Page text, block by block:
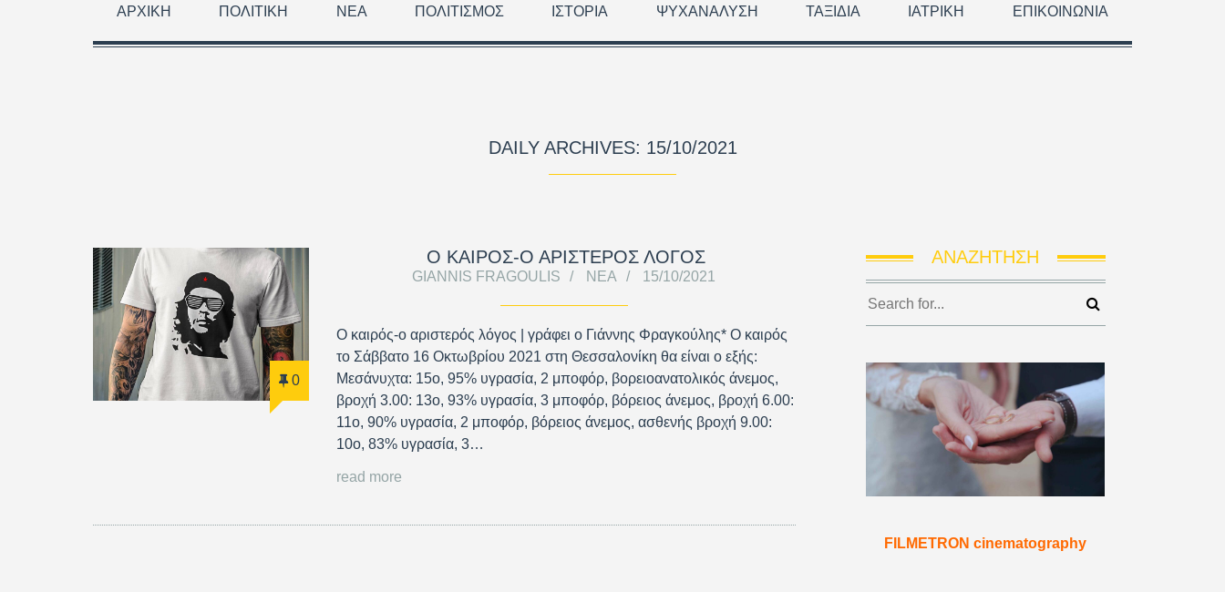
ΑΡΧΙΚΉ ΠΟΛΙΤΙΚΉ ΝΈΑ ΠΟΛΙΤΙΣΜΌΣ ΙΣΤΟΡΊΑ ΨΥΧΑΝΆΛΥΣΗ ΤΑΞΊΔΙΑ ΙΑΤΡΙΚΉ ΕΠΙΚΟΙΝΩΝΊΑ
DAILY ARCHIVES: 15/10/2021
0
Ο ΚΑΙΡΟΣ-Ο ΑΡΙΣΤΕΡΟΣ ΛΟΓΟΣ
GIANNIS FRAGOULIS ΝΈΑ 15/10/2021
Ο καιρός-ο αριστερός λόγος | γράφει ο Γιάννης Φραγκούλης* Ο καιρός
το Σάββατο 16 Οκτωβρίου 2021 στη Θεσσαλονίκη θα είναι ο εξής:
Μεσάνυχτα: 15ο, 95% υγρασία, 2 μποφόρ, βορειοανατολικός άνεμος,
βροχή 3.00: 13ο, 93% υγρασία, 3 μποφόρ, βόρειος άνεμος, βροχή 6.00:
11ο, 90% υγρασία, 2 μποφόρ, βόρειος άνεμος, ασθενής βροχή 9.00:
10ο, 83% υγρασία, 3…
read more
ΑΝΑΖΉΤΗΣΗ
FILMETRON cinematography